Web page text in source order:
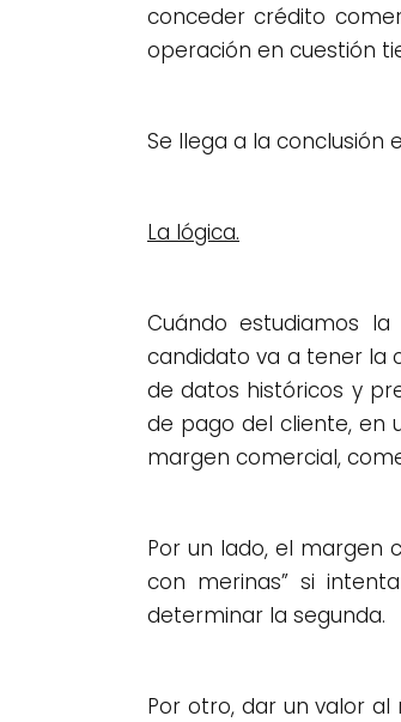
conceder crédito
operación en cuestión
Se llega a la conclusión
La lógica.
Cuándo estudiamos
candidato va a tener la
de datos históricos y
de pago del cliente, en
margen comercial,
Por un lado, el margen
con merinas” si
determinar la segunda.
Por otro, dar un valor